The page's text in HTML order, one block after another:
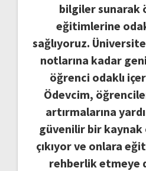
bilgiler sunarak
eğitimlerine
sağlıyoruz.
notlarına kadar
öğrenci odaklı
Ödevcim,
artırmalarına
güvenilir bir kaynak
çıkıyor ve onlara
rehberlik etmeye